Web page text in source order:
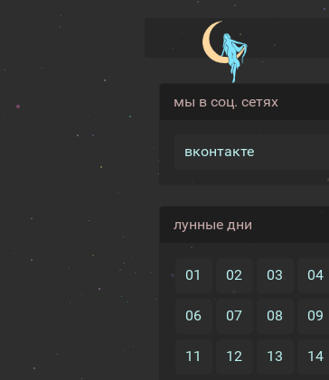
мы в соц. сетях
вконтакте
лунные дни
01 02 03 04
06 07 08 09
11 12 13 14